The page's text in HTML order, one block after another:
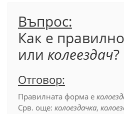
Въпрос:
Как е
или колеездач?
Отговор:
Правилната форма е
Срв. още: колоездачка,